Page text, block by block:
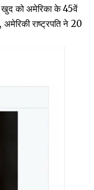
खुद को अमेरिका के 45वें
राष्ट्रपति ने 20